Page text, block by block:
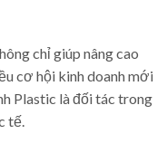
chỉ giúp nâng cao
cơ hội kinh doanh mới
Plastic là đối tác trong
tế.